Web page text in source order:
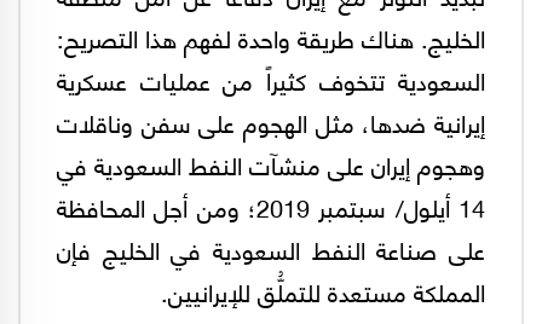
الخليج. هناك طريقة واحدة لفهم هذا التصريح:
السعودية تتخوف كثيراً من عمليات عسكرية
إيرانية ضدها، مثل الهجوم على سفن وناقلات
وهجوم إيران على منشآت النفط السعودية في
14 أيلول/ سبتمبر 2019؛ ومن أجل المحافظة
على صناعة النفط السعودية في الخليج فإن
المملكة مستعدة للتملُّق للإيرانيين.